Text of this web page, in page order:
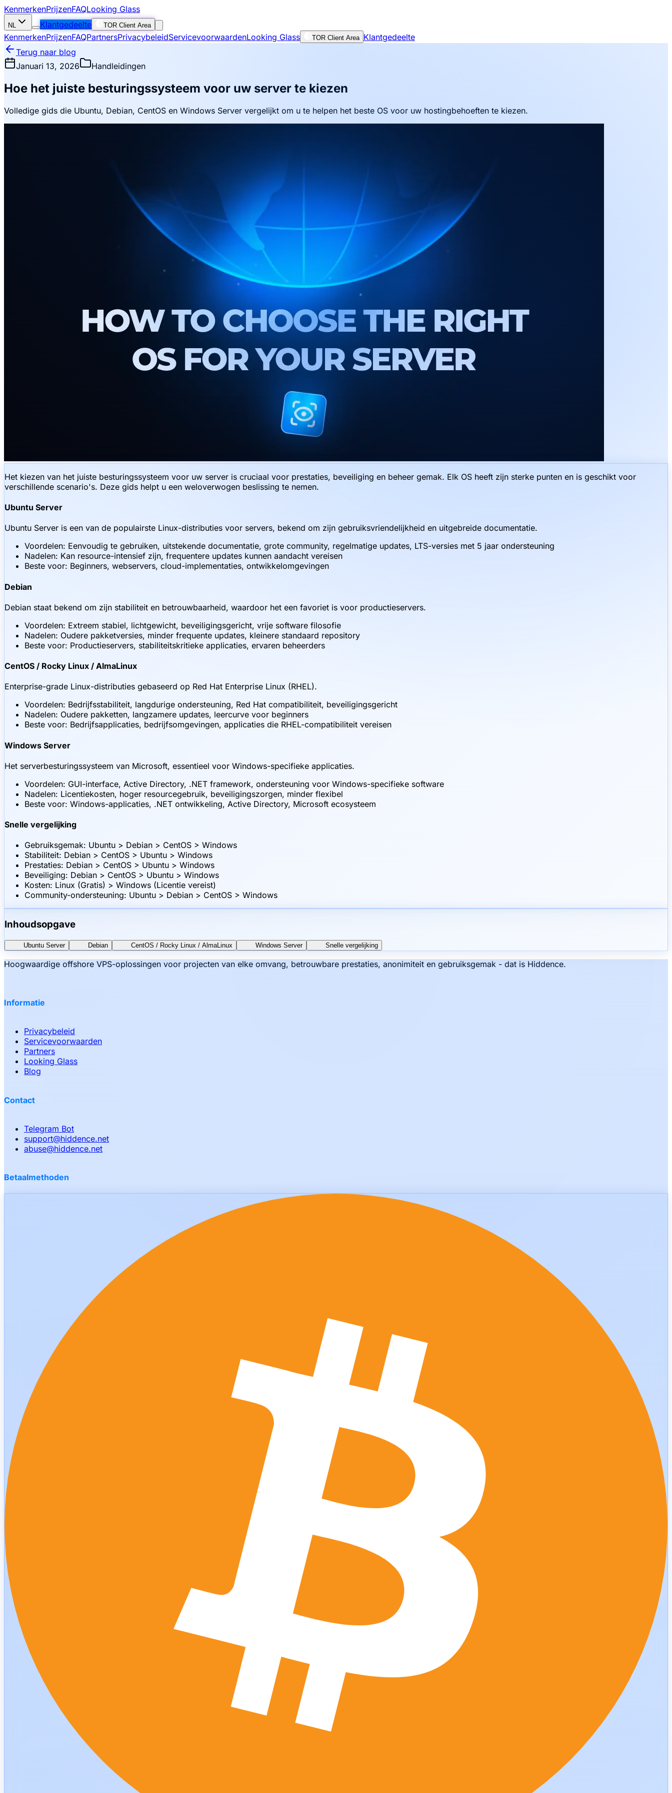
KenmerkenPrijzenFAQLooking Glass
NL Klantgedeelte TOR Client Area
KenmerkenPrijzenFAQPartnersPrivacybeleidServicevoorwaardenLooking Glass TOR Client Area Klantgedeelte
Terug naar blog
Januari 13, 2026
Handleidingen
Hoe het juiste besturingssysteem voor uw server te kiezen
Volledige gids die Ubuntu, Debian, CentOS en Windows Server vergelijkt om u te helpen het beste OS voor uw hostingbehoeften te kiezen.
Het kiezen van het juiste besturingssysteem voor uw server is cruciaal voor prestaties, beveiliging en beheer gemak. Elk OS heeft zijn sterke punten en is geschikt voor
verschillende scenario's. Deze gids helpt u een weloverwogen beslissing te nemen.
Ubuntu Server
Ubuntu Server is een van de populairste Linux-distributies voor servers, bekend om zijn gebruiksvriendelijkheid en uitgebreide documentatie.
Voordelen: Eenvoudig te gebruiken, uitstekende documentatie, grote community, regelmatige updates, LTS-versies met 5 jaar ondersteuning
Nadelen: Kan resource-intensief zijn, frequentere updates kunnen aandacht vereisen
Beste voor: Beginners, webservers, cloud-implementaties, ontwikkelomgevingen
Debian
Debian staat bekend om zijn stabiliteit en betrouwbaarheid, waardoor het een favoriet is voor productieservers.
Voordelen: Extreem stabiel, lichtgewicht, beveiligingsgericht, vrije software filosofie
Nadelen: Oudere pakketversies, minder frequente updates, kleinere standaard repository
Beste voor: Productieservers, stabiliteitskritieke applicaties, ervaren beheerders
CentOS / Rocky Linux / AlmaLinux
Enterprise-grade Linux-distributies gebaseerd op Red Hat Enterprise Linux (RHEL).
Voordelen: Bedrijfsstabiliteit, langdurige ondersteuning, Red Hat compatibiliteit, beveiligingsgericht
Nadelen: Oudere pakketten, langzamere updates, leercurve voor beginners
Beste voor: Bedrijfsapplicaties, bedrijfsomgevingen, applicaties die RHEL-compatibiliteit vereisen
Windows Server
Het serverbesturingssysteem van Microsoft, essentieel voor Windows-specifieke applicaties.
Voordelen: GUI-interface, Active Directory, .NET framework, ondersteuning voor Windows-specifieke software
Nadelen: Licentiekosten, hoger resourcegebruik, beveiligingszorgen, minder flexibel
Beste voor: Windows-applicaties, .NET ontwikkeling, Active Directory, Microsoft ecosysteem
Snelle vergelijking
Gebruiksgemak: Ubuntu > Debian > CentOS > Windows
Stabiliteit: Debian > CentOS > Ubuntu > Windows
Prestaties: Debian > CentOS > Ubuntu > Windows
Beveiliging: Debian > CentOS > Ubuntu > Windows
Kosten: Linux (Gratis) > Windows (Licentie vereist)
Community-ondersteuning: Ubuntu > Debian > CentOS > Windows
Inhoudsopgave
Ubuntu Server Debian CentOS / Rocky Linux / AlmaLinux Windows Server Snelle vergelijking
Hoogwaardige offshore VPS-oplossingen voor projecten van elke omvang, betrouwbare prestaties, anonimiteit en gebruiksgemak - dat is Hiddence.
Informatie
Privacybeleid
Servicevoorwaarden
Partners
Looking Glass
Blog
Contact
Telegram Bot
support@hiddence.net
abuse@hiddence.net
Betaalmethoden